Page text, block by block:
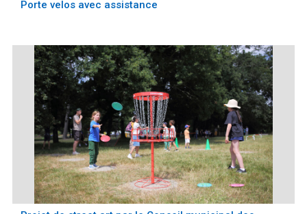
Porte velos avec assistance